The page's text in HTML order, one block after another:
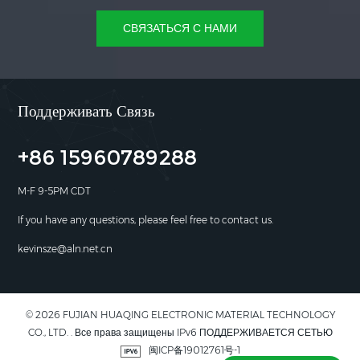
СВЯЗАТЬСЯ С НАМИ
Поддерживать Связь
+86 15960789288
M-F 9-5PM CDT
If you have any questions, please feel free to contact us.
kevinsze@aln.net.cn
© 2026 FUJIAN HUAQING ELECTRONIC MATERIAL TECHNOLOGY
CO., LTD. . Все права защищены IPv6 ПОДДЕРЖИВАЕТСЯ СЕТЬЮ
闽ICP备19012761号-1